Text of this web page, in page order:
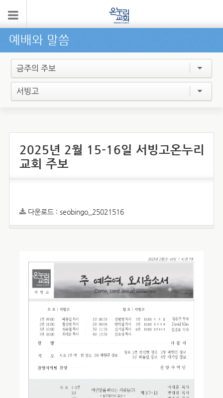
예배와 말씀
금주의 주보
서빙고
2025년 2월 15-16일 서빙고온누리
교회 주보
다운로드 : seobingo_25021516